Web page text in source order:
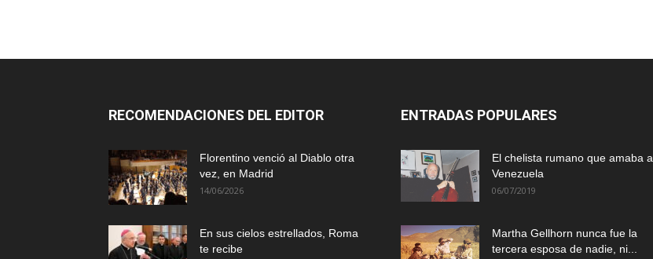
RECOMENDACIONES DEL EDITOR
Florentino venció al Diablo otra
vez, en Madrid
14/06/2026
En sus cielos estrellados, Roma
te recibe
ENTRADAS POPULARES
El chelista rumano que amaba a
Venezuela
06/07/2019
Martha Gellhorn nunca fue la
tercera esposa de nadie, ni...